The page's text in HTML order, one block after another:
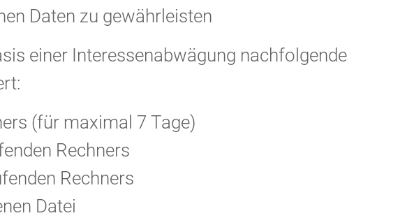
Daten zu gewährleisten
einer Interessenabwägung nachfolgende
(für maximal 7 Tage)
Rechners
Rechners
Datei